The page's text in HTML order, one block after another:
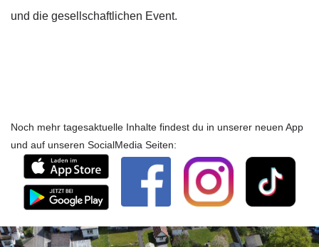
und die gesellschaftlichen Event.
Noch mehr tagesaktuelle Inhalte findest du in unserer neuen App
und auf unseren SocialMedia Seiten: